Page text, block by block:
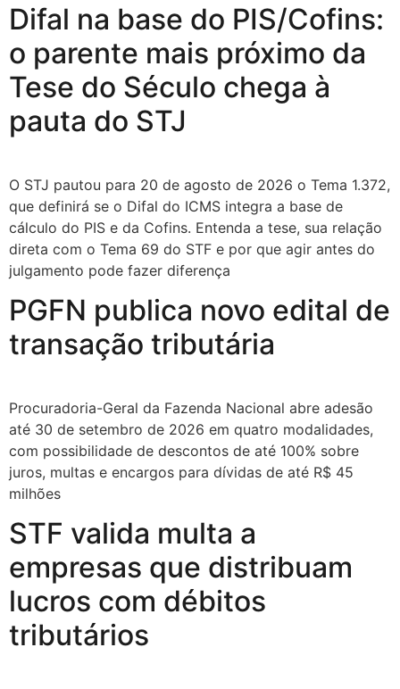
Difal na base do PIS/Cofins:
o parente mais próximo da
Tese do Século chega à
pauta do STJ
O STJ pautou para 20 de agosto de 2026 o Tema 1.372,
que definirá se o Difal do ICMS integra a base de
cálculo do PIS e da Cofins. Entenda a tese, sua relação
direta com o Tema 69 do STF e por que agir antes do
julgamento pode fazer diferença
PGFN publica novo edital de
transação tributária
Procuradoria-Geral da Fazenda Nacional abre adesão
até 30 de setembro de 2026 em quatro modalidades,
com possibilidade de descontos de até 100% sobre
juros, multas e encargos para dívidas de até R$ 45
milhões
STF valida multa a
empresas que distribuam
lucros com débitos
tributários